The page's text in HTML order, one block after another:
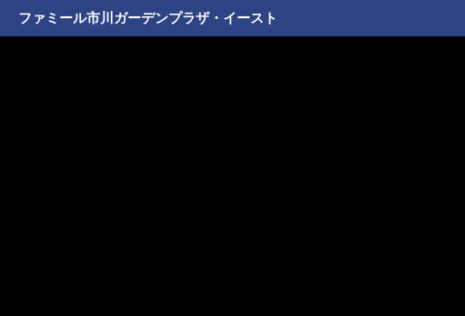
ファミール市川ガーデンプラザ・イースト